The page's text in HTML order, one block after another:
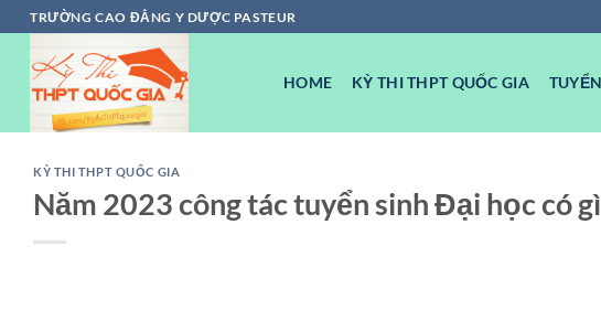
Chuyển
đến
dung
TRƯỜNG CAO ĐẲNG Y DƯỢC PASTEUR
HOME KỲ THI THPT QUỐC GIA
KỲ THI THPT QUỐC GIA
Năm 2023 công tác tuyển sinh Đại học có